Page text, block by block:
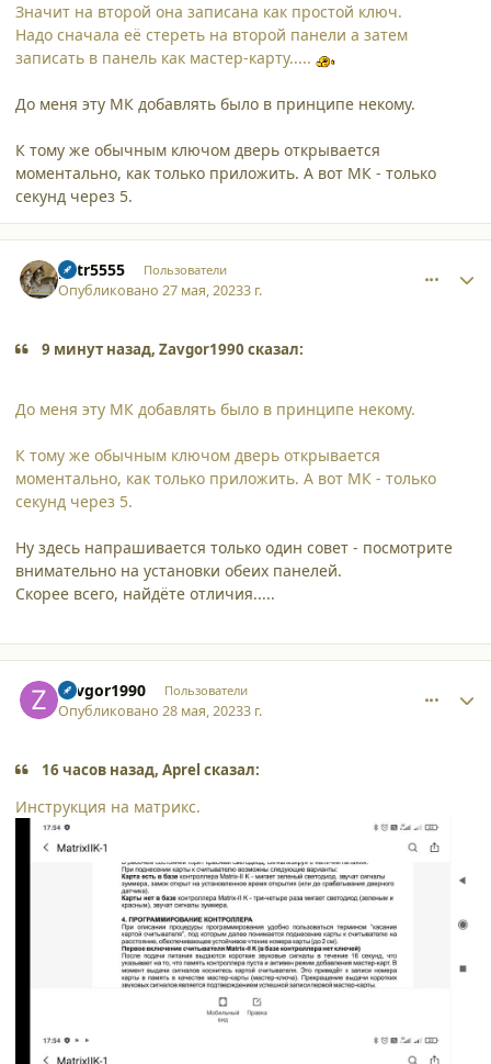
Значит на второй она записана как простой ключ.
Надо сначала её стереть на второй панели а затем
записать в панель как мастер-карту.....
До меня эту МК добавлять было в принципе некому.
К тому же обычным ключом дверь открывается
моментально, как только приложить. А вот МК - только
секунд через 5.
petr5555 Пользователи
Опубликовано27 мая, 20233 г.
9 минут назад, Zavgor1990 сказал:
До меня эту МК добавлять было в принципе некому.
К тому же обычным ключом дверь открывается
моментально, как только приложить. А вот МК - только
секунд через 5.
Ну здесь напрашивается только один совет - посмотрите
внимательно на установки обеих панелей.
Скорее всего, найдёте отличия.....
Zavgor1990 Пользователи
Опубликовано28 мая, 20233 г.
16 часов назад, Aprel сказал:
Инструкция на матрикс.